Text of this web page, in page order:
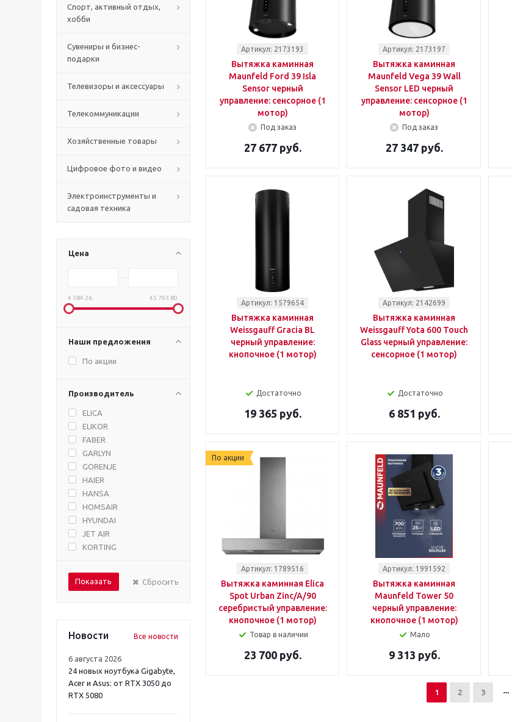
Спорт, активный отдых,
хобби
Сувениры и бизнес-
подарки
Телевизоры и аксессуары
Телекоммуникации
Хозяйственные товары
Цифровое фото и видео
Электроинструменты и
садовая техника
Цена
4 584.26 45 793.80
Наши предложения
По акции
Производитель
ELICA
ELIKOR
FABER
GARLYN
GORENJE
HAIER
HANSA
HOMSAIR
HYUNDAI
JET AIR
KORTING
KUPPERSBERG
OASIS
SIMFER
WEISSGAUFF
Сбросить
Новости Все новости
6 августа 2026
24 новых ноутбука Gigabyte,
Acer и Asus: от RTX 3050 до
RTX 5080
Артикул: 2173193
Вытяжка каминная
Maunfeld Ford 39 Isla
Sensor черный
управление: сенсорное (1
мотор)
Под заказ
27 677 руб.
Артикул: 2173197
Вытяжка каминная
Maunfeld Vega 39 Wall
Sensor LED черный
управление: сенсорное (1
мотор)
Под заказ
27 347 руб.
Артикул: 1579654
Вытяжка каминная
Weissgauff Gracia BL
черный управление:
кнопочное (1 мотор)
Достаточно
19 365 руб.
Артикул: 2142699
Вытяжка каминная
Weissgauff Yota 600 Touch
Glass черный управление:
сенсорное (1 мотор)
Достаточно
6 851 руб.
По акции
Артикул: 1789516
Вытяжка каминная Elica
Spot Urban Zinc/A/90
серебристый управление:
кнопочное (1 мотор)
Товар в наличии
23 700 руб.
Артикул: 1991592
Вытяжка каминная
Maunfeld Tower 50
черный управление:
кнопочное (1 мотор)
Мало
9 313 руб.
1 2 3